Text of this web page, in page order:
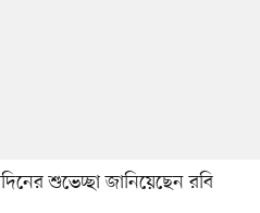
শুভেচ্ছা জানিয়েছেন রবি